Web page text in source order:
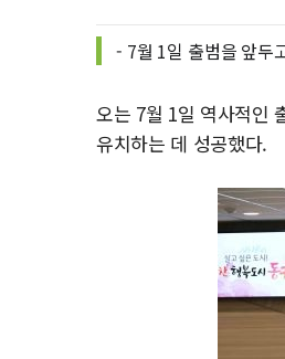
- 7월 1일 출범을 앞두
오는 7월 1일 역사적인
유치하는 데 성공했다.